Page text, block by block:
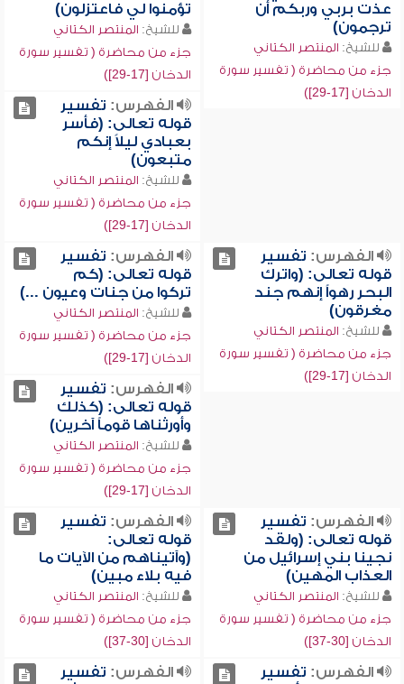
عذت بربي وربكم أن
ترجمون)
للشيخ: المنتصر الكتاني
جزء من محاضرة ( تفسير سورة
الدخان [17-29])
تؤمنوا لي فاعتزلون)
للشيخ: المنتصر الكتاني
جزء من محاضرة ( تفسير سورة
الدخان [17-29])
الفهرس: تفسير
قوله تعالى: (فأسر
بعبادي ليلاً إنكم
متبعون)
للشيخ: المنتصر الكتاني
جزء من محاضرة ( تفسير سورة
الدخان [17-29])
الفهرس: تفسير
قوله تعالى: (واترك
البحر رهواً إنهم جند
مغرقون)
للشيخ: المنتصر الكتاني
جزء من محاضرة ( تفسير سورة
الدخان [17-29])
الفهرس: تفسير
قوله تعالى: (كم
تركوا من جنات وعيون ...)
للشيخ: المنتصر الكتاني
جزء من محاضرة ( تفسير سورة
الدخان [17-29])
الفهرس: تفسير
قوله تعالى: (كذلك
وأورثناها قوماً آخرين)
للشيخ: المنتصر الكتاني
جزء من محاضرة ( تفسير سورة
الدخان [17-29])
الفهرس: تفسير
قوله تعالى: (ولقد
نجينا بني إسرائيل من
العذاب المهين)
للشيخ: المنتصر الكتاني
جزء من محاضرة ( تفسير سورة
الدخان [30-37])
الفهرس: تفسير
قوله تعالى:
(وآتيناهم من الآيات ما
فيه بلاء مبين)
للشيخ: المنتصر الكتاني
جزء من محاضرة ( تفسير سورة
الدخان [30-37])
الفهرس: تفسير
الفهرس: تفسير